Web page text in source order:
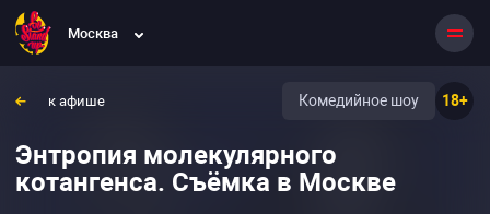
Москва
к афише 18+
Комедийное шоу
Энтропия молекулярного
котангенса. Съёмка в Москве